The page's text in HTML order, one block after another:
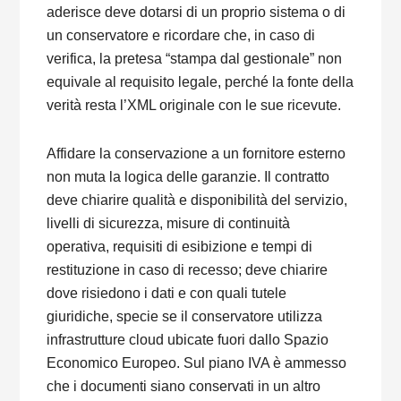
aderisce deve dotarsi di un proprio sistema o di
un conservatore e ricordare che, in caso di
verifica, la pretesa “stampa dal gestionale” non
equivale al requisito legale, perché la fonte della
verità resta l’XML originale con le sue ricevute.
Affidare la conservazione a un fornitore esterno
non muta la logica delle garanzie. Il contratto
deve chiarire qualità e disponibilità del servizio,
livelli di sicurezza, misure di continuità
operativa, requisiti di esibizione e tempi di
restituzione in caso di recesso; deve chiarire
dove risiedono i dati e con quali tutele
giuridiche, specie se il conservatore utilizza
infrastrutture cloud ubicate fuori dallo Spazio
Economico Europeo. Sul piano IVA è ammesso
che i documenti siano conservati in un altro